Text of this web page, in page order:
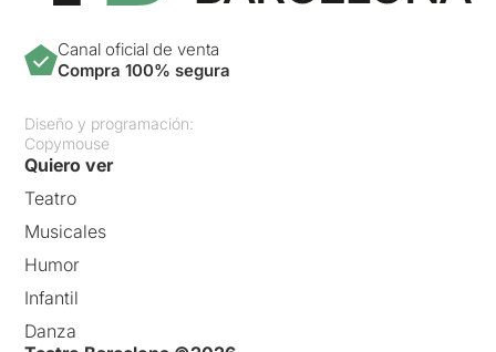
Canal oficial de venta
Compra 100% segura
Diseño y programación:
Copymouse
Quiero ver
Teatro
Musicales
Humor
Infantil
Danza